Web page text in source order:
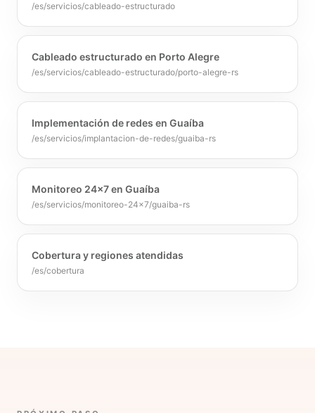
/es/servicios/cableado-estructurado
Cableado estructurado en Porto Alegre
/es/servicios/cableado-estructurado/porto-alegre-rs
Implementación de redes en Guaíba
/es/servicios/implantacion-de-redes/guaiba-rs
Monitoreo 24x7 en Guaíba
/es/servicios/monitoreo-24x7/guaiba-rs
Cobertura y regiones atendidas
/es/cobertura